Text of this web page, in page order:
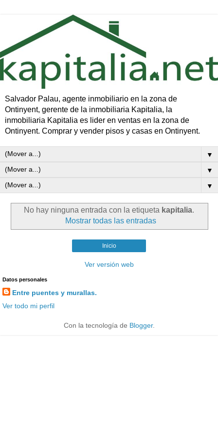
Salvador Palau, agente inmobiliario en la zona de
Ontinyent, gerente de la inmobiliaria Kapitalia, la
inmobiliaria Kapitalia es lider en ventas en la zona de
Ontinyent. Comprar y vender pisos y casas en Ontinyent.
▼
▼
▼
No hay ninguna entrada con la etiqueta kapitalia.
Mostrar todas las entradas
Inicio
Ver versión web
Datos personales
Entre puentes y murallas.
Ver todo mi perfil
Con la tecnología de Blogger.